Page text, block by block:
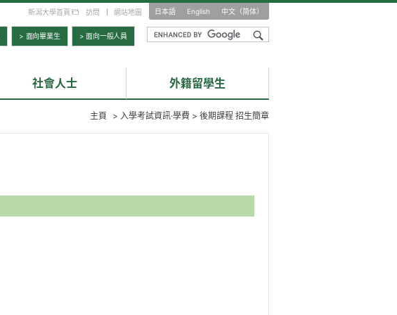
日本語 English 中文（简体）
新潟大學首頁 訪問 網站地圖
> 面向畢業生 > 面向一般人員
社會人士 外籍留學生
主頁 > 入學考試資訊·學費 > 後期課程 招生簡章